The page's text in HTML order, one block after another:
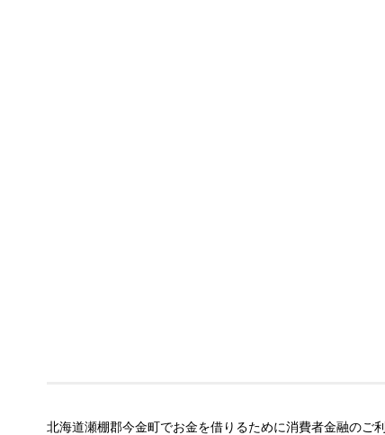
北海道瀬棚郡今金町でお金を借りるために消費者金融のご